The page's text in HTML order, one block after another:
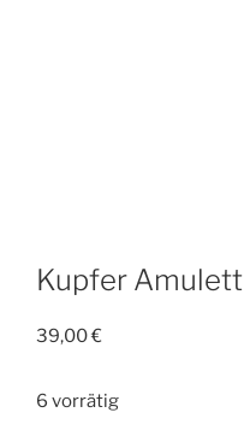
Kupfer Amulett
39,00€
6 vorrätig